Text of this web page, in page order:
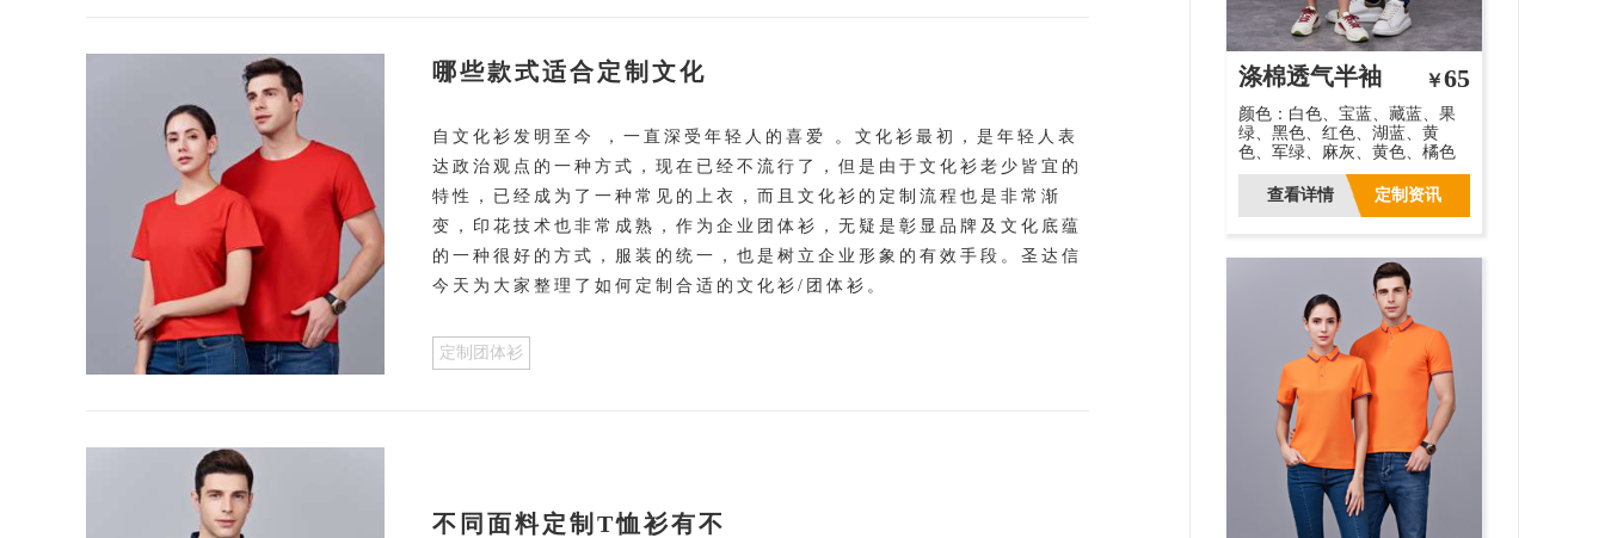
哪些款式适合定制文化
自文化衫发明至今 ，一直深受年轻人的喜爱 。文化衫最初，是年轻人表
达政治观点的一种方式，现在已经不流行了，但是由于文化衫老少皆宜的
特性，已经成为了一种常见的上衣，而且文化衫的定制流程也是非常渐
变，印花技术也非常成熟，作为企业团体衫，无疑是彰显品牌及文化底蕴
的一种很好的方式，服装的统一，也是树立企业形象的有效手段。圣达信
今天为大家整理了如何定制合适的文化衫/团体衫。
定制团体衫
不同面料定制T恤衫有不
涤棉透气半袖 ￥65
颜色：白色、宝蓝、藏蓝、果
绿、黑色、红色、湖蓝、黄
色、军绿、麻灰、黄色、橘色
查看详情 定制资讯